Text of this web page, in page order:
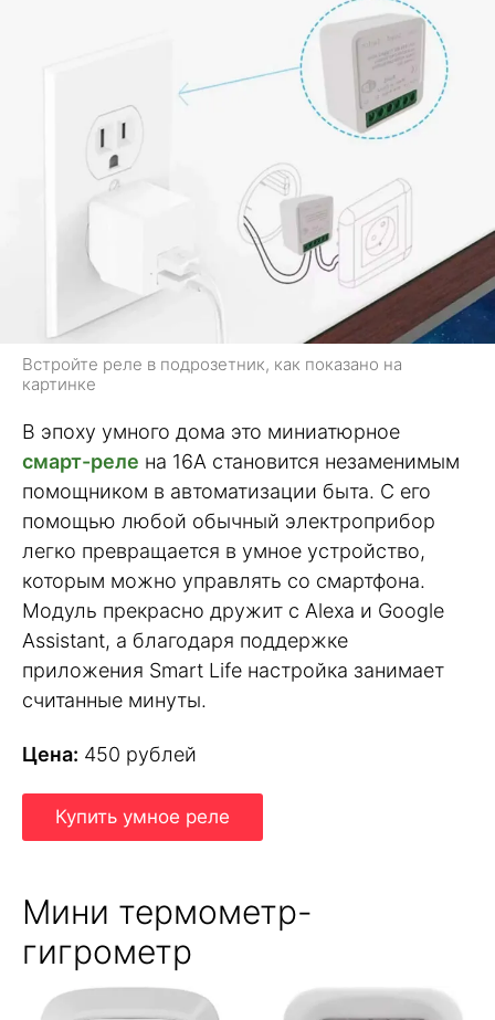
Встройте реле в подрозетник, как показано на
картинке
В эпоху умного дома это миниатюрное
смарт-реле на 16А становится незаменимым
помощником в автоматизации быта. С его
помощью любой обычный электроприбор
легко превращается в умное устройство,
которым можно управлять со смартфона.
Модуль прекрасно дружит с Alexa и Google
Assistant, а благодаря поддержке
приложения Smart Life настройка занимает
считанные минуты.
Цена: 450 рублей
Купить умное реле
Мини термометр-
гигрометр